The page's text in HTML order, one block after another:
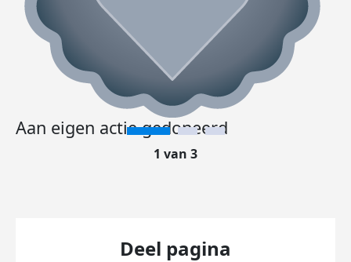
Aan eigen actie gedoneerd
1 van 3
Deel pagina